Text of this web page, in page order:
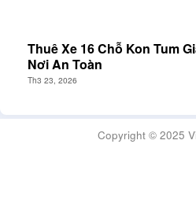
Thuê Xe 16 Chỗ Kon Tum
Nơi An Toàn
Th3 23, 2026
Copyright © 2025